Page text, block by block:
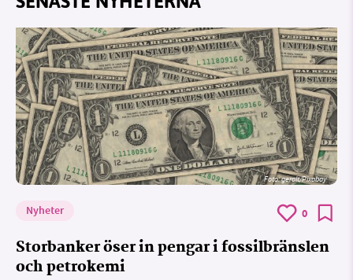
Foto:geralt/Pixabay
Nyheter 0
Storbanker öser in pengar i fossilbränslen
och petrokemi